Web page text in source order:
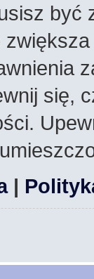
być
się,
|